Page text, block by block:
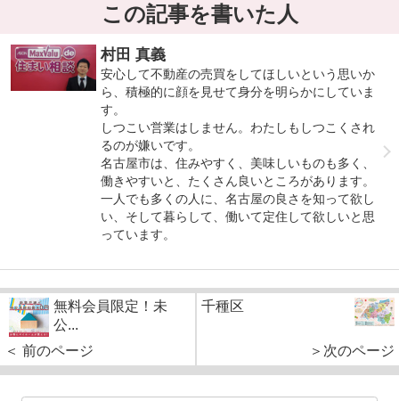
この記事を書いた人
村田 真義
安心して不動産の売買をしてほしいという思いか
ら、積極的に顔を見せて身分を明らかにしていま
す。
しつこい営業はしません。わたしもしつこくされ
るのが嫌いです。
名古屋市は、住みやすく、美味しいものも多く、
働きやすいと、たくさん良いところがあります。
一人でも多くの人に、名古屋の良さを知って欲し
い、そして暮らして、働いて定住して欲しいと思
っています。
無料会員限定！未
公...
＜ 前のページ
千種区
＞次のページ